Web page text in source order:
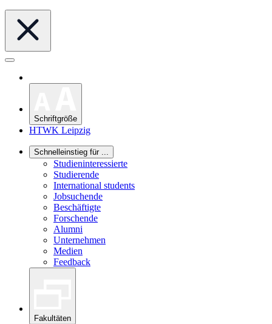
Schriftgröße
HTWK Leipzig
Schnelleinstieg für ...
Studieninteressierte
Studierende
International students
Jobsuchende
Beschäftigte
Forschende
Alumni
Unternehmen
Medien
Feedback
Fakultäten